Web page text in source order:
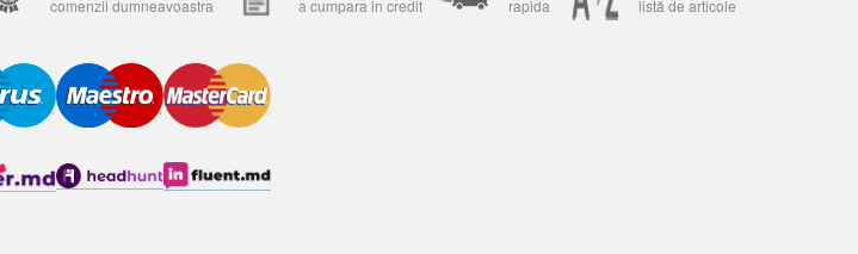
comenzii dumneavoastra
a cumpara in credit
rapida
listă de articole